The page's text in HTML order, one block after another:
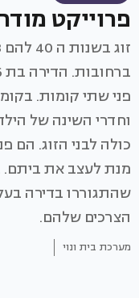
פרוייקט
פני שתי קומות.
וחדרי השינה של
כולה לבני הזוג. הם
מנת לעצב את ביתם.
שהתגוררו בדירה
הצרכים שלהם.
מערכת בית ונוי